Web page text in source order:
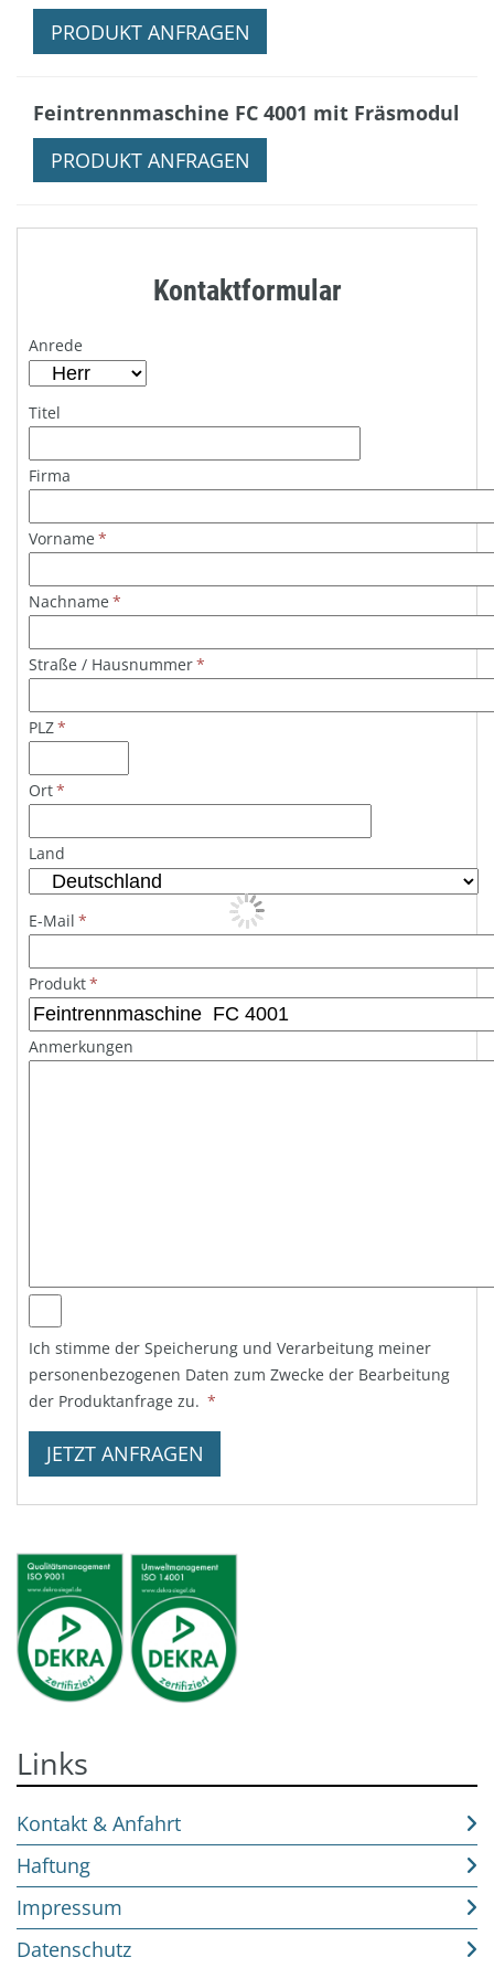
PRODUKT ANFRAGEN
Feintrennmaschine FC 4001 mit Fräsmodul
PRODUKT ANFRAGEN
Kontaktformular
Anrede
Titel
Firma
Vorname *
Nachname *
Straße / Hausnummer*
PLZ*
Ort*
Land
E-Mail *
Produkt*
Anmerkungen
Ich stimme der Speicherung und Verarbeitung meiner
personenbezogenen Daten zum Zwecke der Bearbeitung
der Produktanfrage zu. *
JETZT ANFRAGEN
Links
Kontakt & Anfahrt
Haftung
Impressum
Datenschutz